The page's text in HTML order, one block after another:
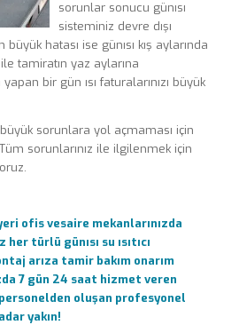
sorunlar sonucu günısı
sisteminiz devre dışı
büyük hatası ise günısı kış aylarında
tamiratın yaz aylarına
yapan bir gün ısı faturalarınızı büyük
sorunlara yol açmaması için
sorunlarınız ile ilgilenmek için
ofis vesaire mekanlarınızda
türlü günısı su ısıtıcı
arıza tamir bakım onarım
7 gün 24 saat hizmet veren
oluşan profesyonel
yakın!